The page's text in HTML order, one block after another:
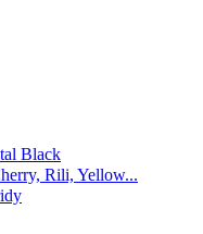
Black
Rili, Yellow...